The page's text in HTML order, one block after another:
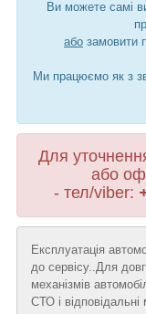
Ви можете самі
або замовити
Ми працюємо як з
Для
або
- тел/viber:
Експлуатація
до сервісу..Для
механізмів
СТО і